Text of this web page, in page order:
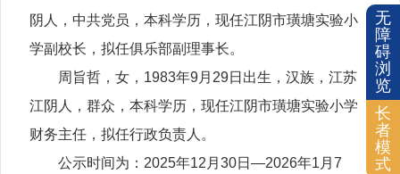
阴人，中共党员，本科学历，现任江阴市璜塘实验小
学副校长，拟任俱乐部副理事长。
周旨哲，女，1983年9月29日出生，汉族，江苏
江阴人，群众，本科学历，现任江阴市璜塘实验小学
财务主任，拟任行政负责人。
公示时间为：2025年12月30日—2026年1月7
无
障
碍
浏
览
长
者
模
式